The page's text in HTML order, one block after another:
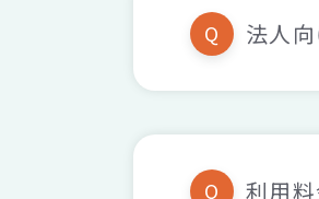
Q 法人
Q 利用